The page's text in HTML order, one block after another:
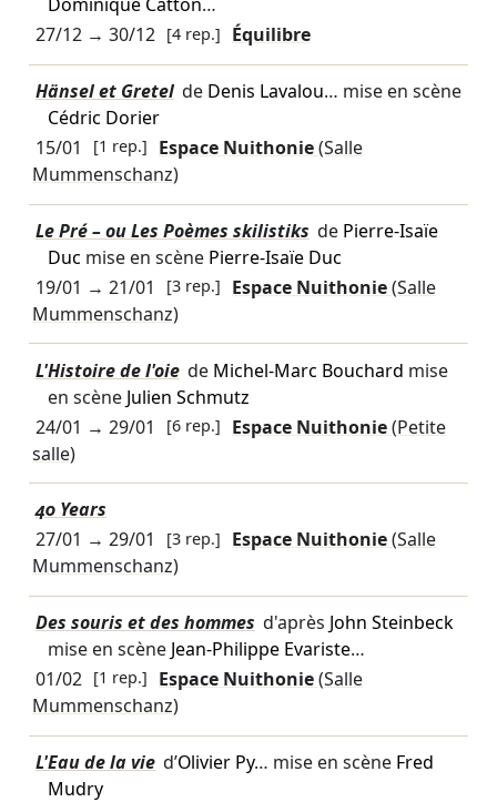
27/12→ 30/12 [4 rep.] Équilibre
Hänsel et Gretel de Denis Lavalou… mise en scène
Cédric Dorier
15/01
[1 rep.] Espace Nuithonie(Salle
Mummenschanz)
Le Pré – ou Les Poèmes skilistiks de Pierre-Isaïe
Duc mise en scène Pierre-Isaïe Duc
19/01 → 21/01 [3 rep.] Espace Nuithonie(Salle
Mummenschanz)
L'Histoire de l'oie de Michel-Marc Bouchard mise
en scène Julien Schmutz
24/01 → 29/01 [6 rep.] Espace Nuithonie(Petite
salle)
40 Years
27/01 → 29/01 [3 rep.] Espace Nuithonie(Salle
Mummenschanz)
Des souris et des hommes d'après John Steinbeck
mise en scène Jean-Philippe Evariste…
01/02 [1 rep.] Espace Nuithonie(Salle
Mummenschanz)
L'Eau de la vie d’Olivier Py… mise en scène Fred
Mudry